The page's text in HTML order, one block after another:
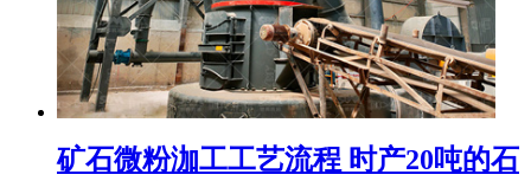
矿石微粉泇工工艺流程 时产20吨的石